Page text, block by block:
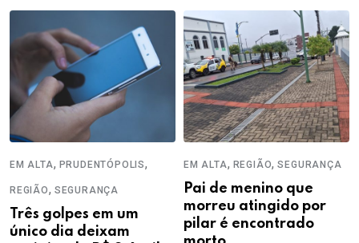
EM ALTA, PRUDENTÓPOLIS,
REGIÃO, SEGURANÇA
Três golpes em um
único dia deixam
EM ALTA, REGIÃO,SEGURANÇA
Pai de menino que
morreu atingido por
pilar é encontrado